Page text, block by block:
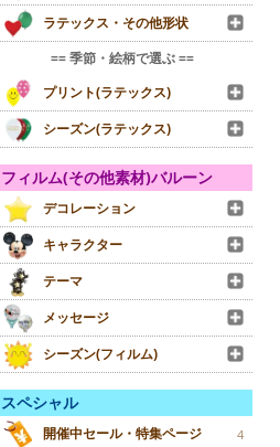
ラテックス・その他形状
== 季節・絵柄で選ぶ ==
プリント(ラテックス)
シーズン(ラテックス)
フィルム(その他素材)バルーン
デコレーション
キャラクター
テーマ
メッセージ
シーズン(フィルム)
スペシャル
開催中セール・特集ページ 4